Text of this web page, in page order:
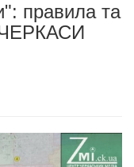
правила та
ЧЕРКАСИ